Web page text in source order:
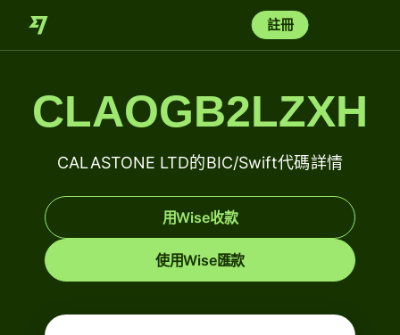
註冊
CLAOGB2LZXH
CALASTONE LTD的BIC/Swift代碼詳情
用Wise收款
使用Wise匯款